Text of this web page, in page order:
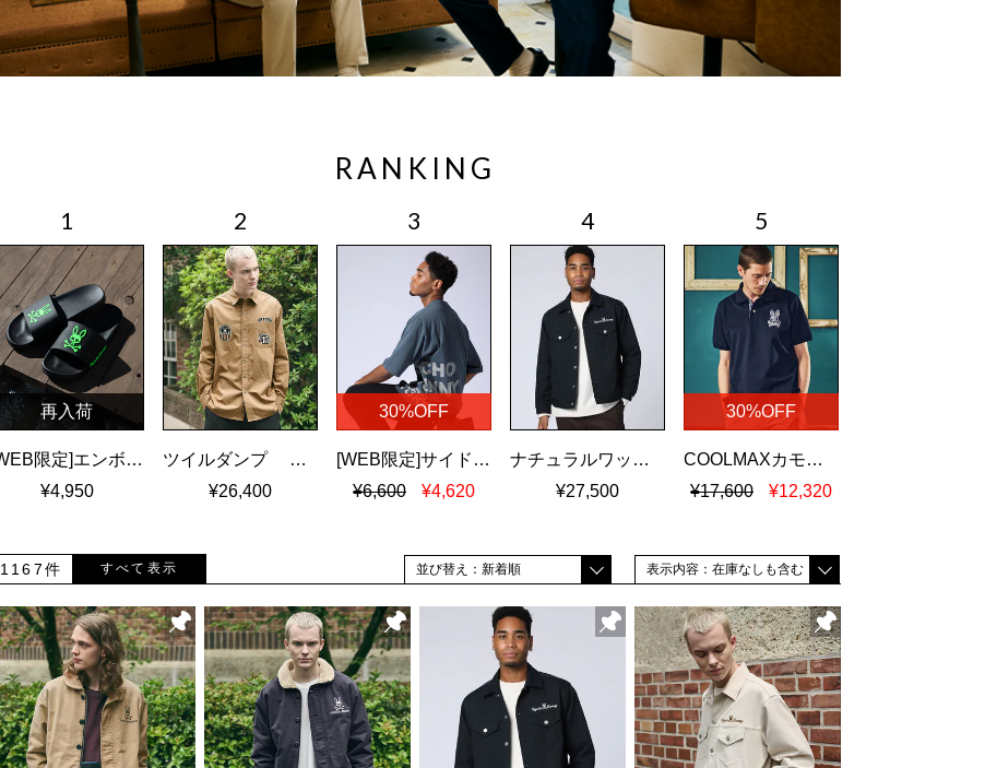
RANKING
再入荷
[WEB限定]エンボスカラーロゴ シャワーサンダル
¥4,950
ツイルダンプ ワッペン刺繍ワッシャーシャツ
¥26,400
30%OFF
[WEB限定]サイドロゴ ビッグシルエット Tシャツ
¥6,600
¥4,620
ナチュラルワッシャーツイル トラッカージャケット
¥27,500
30%OFF
COOLMAXカモフラバニー 鹿の子ポロシャツ
¥17,600
¥12,320
1167件 すべて表示 並び替え：新着順 表示内容：在庫なしも含む